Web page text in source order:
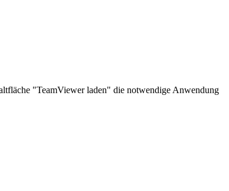
"TeamViewer laden" die notwendige Anwendung